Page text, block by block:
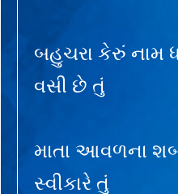
બહુચરા કેરું નામ
વસી છે તું
માતા આવળના
સ્વીકારે તું